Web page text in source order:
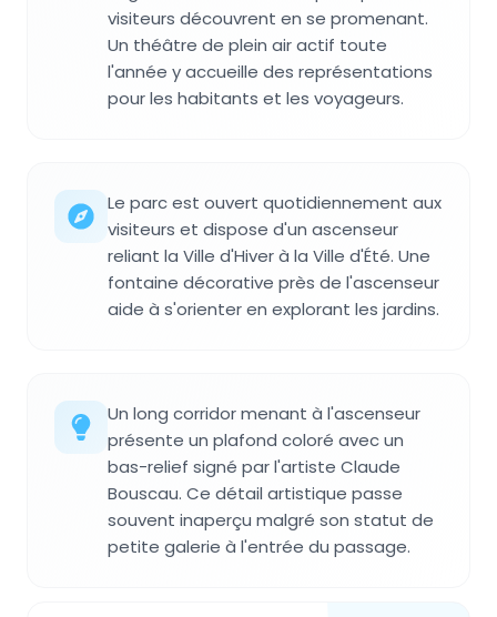
visiteurs découvrent en se promenant.
Un théâtre de plein air actif toute
l'année y accueille des représentations
pour les habitants et les voyageurs.
Le parc est ouvert quotidiennement aux
visiteurs et dispose d'un ascenseur
reliant la Ville d'Hiver à la Ville d'Été. Une
fontaine décorative près de l'ascenseur
aide à s'orienter en explorant les jardins.
Un long corridor menant à l'ascenseur
présente un plafond coloré avec un
bas-relief signé par l'artiste Claude
Bouscau. Ce détail artistique passe
souvent inaperçu malgré son statut de
petite galerie à l'entrée du passage.